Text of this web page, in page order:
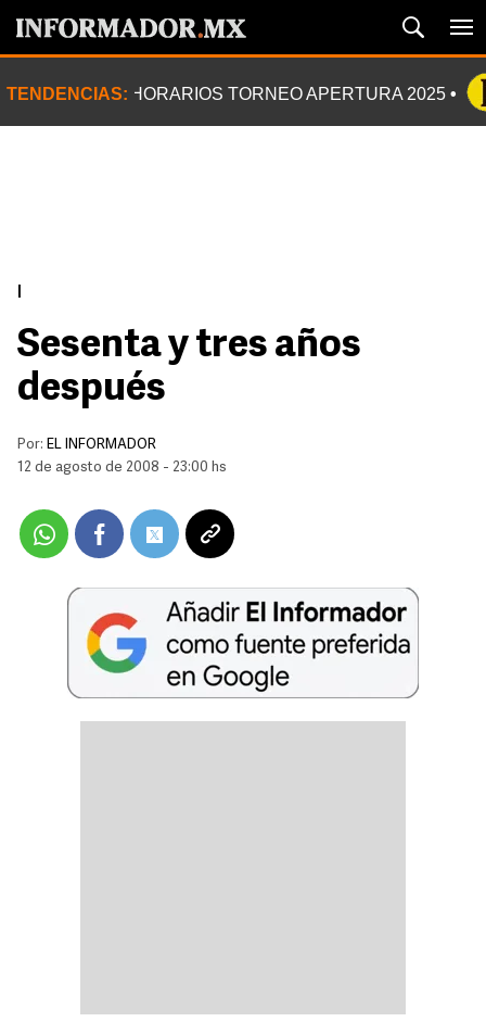
TENDENCIAS: HORARIOS TORNEO APERTURA 2025
Sesenta y tres años
después
Por: EL INFORMADOR
12 de agosto de 2008 - 23:00 hs